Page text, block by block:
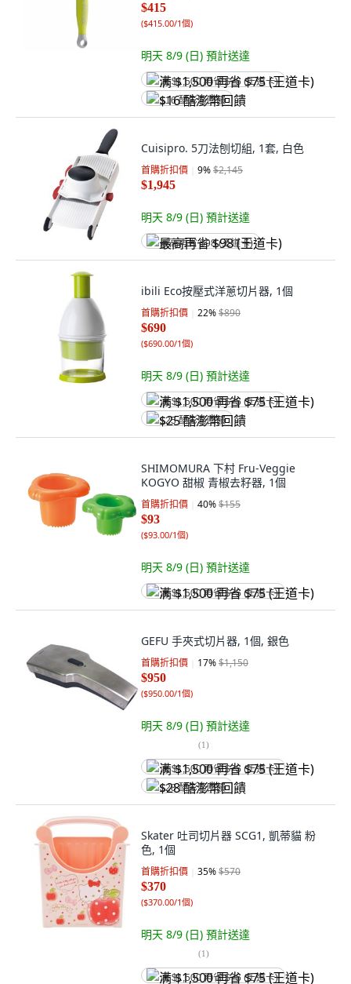
$415
($415.00/1個)
明天 8/9 (日) 預計送達
满 $1,500 再省 $75 (王道卡)
$16 酷澎幣回饋
Cuisipro. 5刀法刨切組, 1套, 白色
首購折扣價 9%$2,145
$1,945
明天 8/9 (日) 預計送達
最高再省 $98 (王道卡)
ibili Eco按壓式洋蔥切片器, 1個
首購折扣價 22%$890
$690
($690.00/1個)
明天 8/9 (日) 預計送達
满 $1,500 再省 $75 (王道卡)
$25 酷澎幣回饋
SHIMOMURA 下村 Fru-Veggie
KOGYO 甜椒 青椒去籽器, 1個
首購折扣價 40%$155
$93
($93.00/1個)
明天 8/9 (日) 預計送達
满 $1,500 再省 $75 (王道卡)
GEFU 手夾式切片器, 1個, 銀色
首購折扣價 17%$1,150
$950
($950.00/1個)
明天 8/9 (日) 預計送達
(1)
满 $1,500 再省 $75 (王道卡)
$28 酷澎幣回饋
Skater 吐司切片器 SCG1, 凱蒂貓 粉
色, 1個
首購折扣價 35%$570
$370
($370.00/1個)
明天 8/9 (日) 預計送達
(1)
满 $1,500 再省 $75 (王道卡)